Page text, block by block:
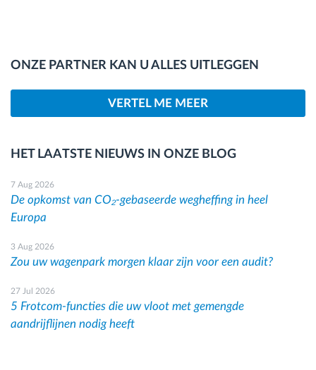
ONZE PARTNER KAN U ALLES UITLEGGEN
VERTEL ME MEER
HET LAATSTE NIEUWS IN ONZE BLOG
7 Aug 2026
De opkomst van CO₂-gebaseerde wegheffing in heel
Europa
3 Aug 2026
Zou uw wagenpark morgen klaar zijn voor een audit?
27 Jul 2026
5 Frotcom-functies die uw vloot met gemengde
aandrijflijnen nodig heeft